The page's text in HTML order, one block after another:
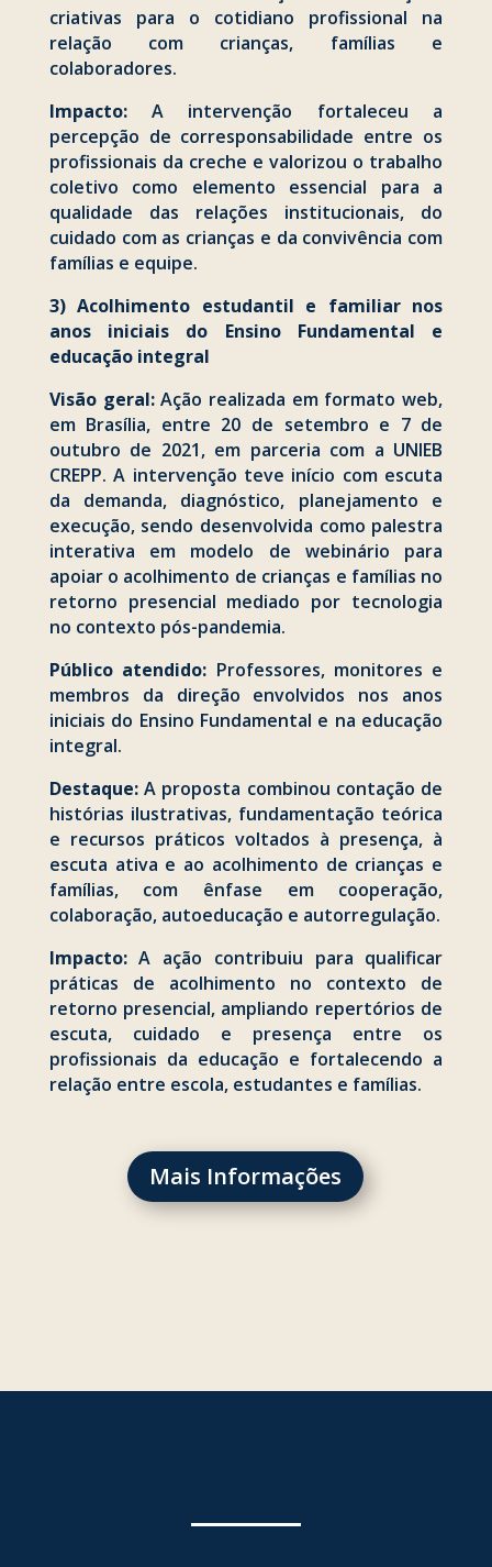
criativas para o cotidiano profissional na
relação com crianças, famílias e
colaboradores.
Impacto:A intervenção fortaleceu a
percepção de corresponsabilidade entre os
profissionais da creche e valorizou o trabalho
coletivo como elemento essencial para a
qualidade das relações institucionais, do
cuidado com as crianças e da convivência com
famílias e equipe.
3) Acolhimento estudantil e familiar nos
anos iniciais do Ensino Fundamental e
educação integral
Visão geral:Ação realizada em formato web,
em Brasília, entre 20 de setembro e 7 de
outubro de 2021, em parceria com a UNIEB
CREPP. A intervenção teve início com escuta
da demanda, diagnóstico, planejamento e
execução, sendo desenvolvida como palestra
interativa em modelo de webinário para
apoiar o acolhimento de crianças e famílias no
retorno presencial mediado por tecnologia
no contexto pós-pandemia.
Público atendido: Professores, monitores e
membros da direção envolvidos nos anos
iniciais do Ensino Fundamental e na educação
integral.
Destaque:A proposta combinou contação de
histórias ilustrativas, fundamentação teórica
e recursos práticos voltados à presença, à
escuta ativa e ao acolhimento de crianças e
famílias, com ênfase em cooperação,
colaboração, autoeducação e autorregulação.
Impacto:A ação contribuiu para qualificar
práticas de acolhimento no contexto de
retorno presencial, ampliando repertórios de
escuta, cuidado e presença entre os
profissionais da educação e fortalecendo a
relação entre escola, estudantes e famílias.
Mais Informações